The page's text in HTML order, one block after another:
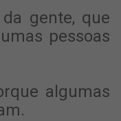
gente, que
pessoas
algumas